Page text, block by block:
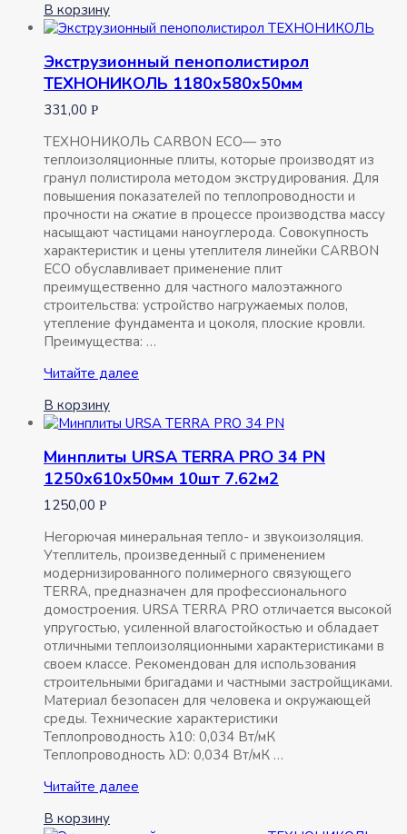
1000*2000мм
ППС10
В корзину
Экструзионный пенополистирол
ТЕХНОНИКОЛЬ 1180х580х50мм
331,00 Р
ТЕХНОНИКОЛЬ CARBON ECO— это
теплоизоляционные плиты, которые производят из
гранул полистирола методом экструдирования. Для
повышения показателей по теплопроводности и
прочности на сжатие в процессе производства массу
насыщают частицами наноуглерода. Совокупность
характеристик и цены утеплителя линейки CARBON
ECO обуславливает применение плит
преимущественно для частного малоэтажного
строительства: устройство нагружаемых полов,
утепление фундамента и цоколя, плоские кровли.
Преимущества: …
Экструзионный
ТЕХНОНИКОЛЬ
1180х580х50мм
Читайте далее
В корзину
Минплиты URSA TERRA PRO 34 PN
1250х610х50мм 10шт 7.62м2
1250,00 Р
Негорючая минеральная тепло- и звукоизоляция.
Утеплитель, произведенный с применением
модернизированного полимерного связующего
TERRA, предназначен для профессионального
домостроения. URSA TERRA PRO отличается высокой
упругостью, усиленной влагостойкостью и обладает
отличными теплоизоляционными характеристиками в
своем классе. Рекомендован для использования
строительными бригадами и частными застройщиками.
Материал безопасен для человека и окружающей
среды. Технические характеристики
Теплопроводность λ10: 0,034 Вт/мК
Теплопроводность λD: 0,034 Вт/мК …
Минплиты
TERRA
Читайте далее
В корзину